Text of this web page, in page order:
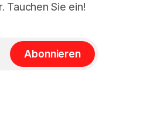
Tauchen Sie ein!
Abonnieren